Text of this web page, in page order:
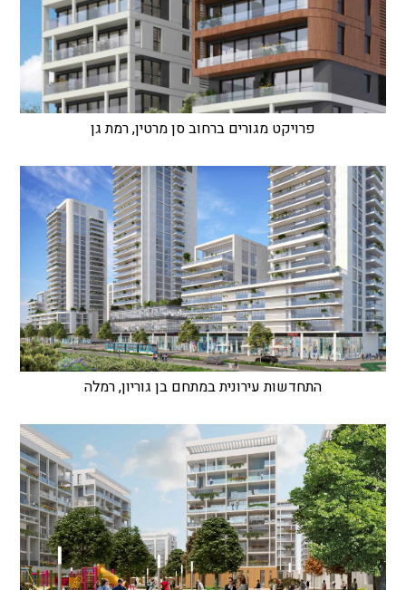
פרויקט מגורים ברחוב סן מרטין, רמת גן
התחדשות עירונית במתחם בן גוריון, רמלה